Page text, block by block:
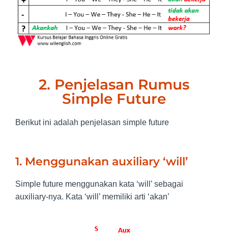
2. Penjelasan Rumus
Simple Future
Berikut ini adalah penjelasan simple future
1. Menggunakan auxiliary ‘will’
Simple future menggunakan kata ‘will’ sebagai
auxiliary-nya. Kata ‘will’ memiliki arti ‘akan’